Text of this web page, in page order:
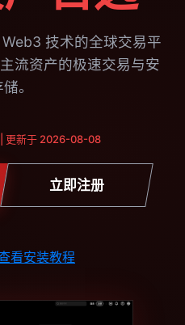
技术的全球交易平
流资产的极速交易与安
。
更新于 2026-08-08
立即注册
看安装教程